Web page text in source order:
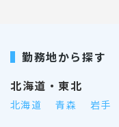
勤務地から探す
北海道・東北
北海道 青森 岩手